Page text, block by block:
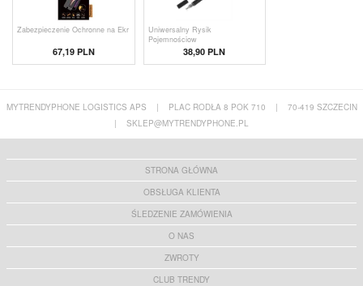
Zabezpieczenie Ochronne na Ekr
67,19 PLN
Uniwersalny Rysik
Pojemnościow
38,90 PLN
MYTRENDYPHONE LOGISTICS APS | PLAC RODŁA 8 POK 710 |
70-419 SZCZECIN
|
SKLEP@MYTRENDYPHONE.PL
STRONA GŁÓWNA
OBSŁUGA KLIENTA
ŚLEDZENIE ZAMÓWIENIA
O NAS
ZWROTY
CLUB TRENDY